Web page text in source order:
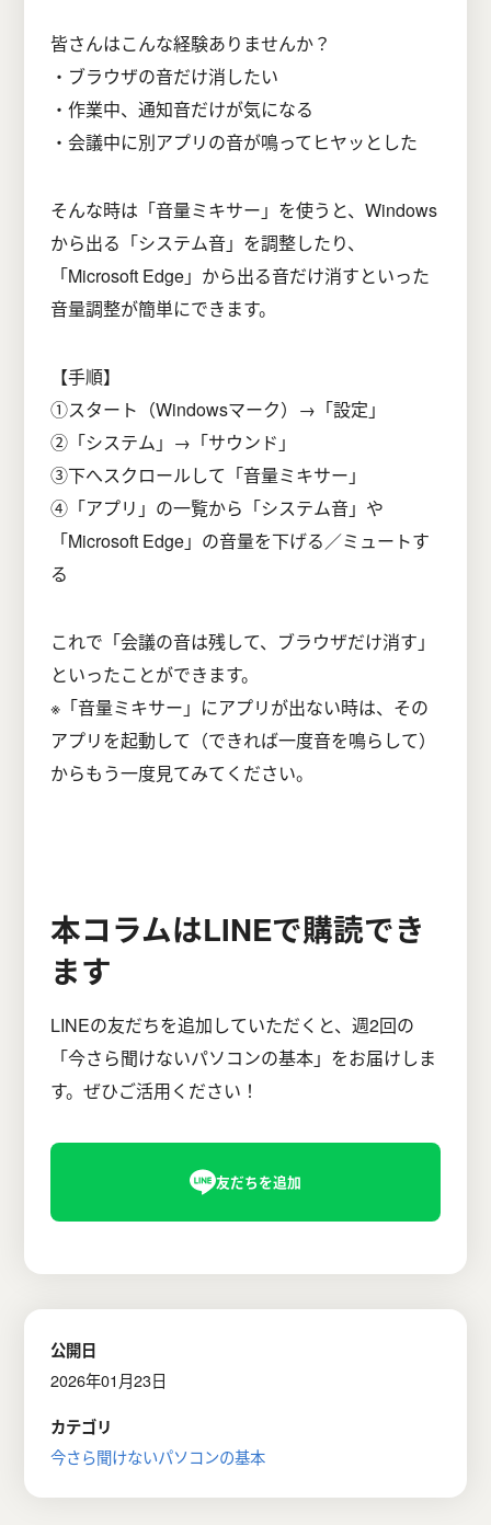
皆さんはこんな経験ありませんか？
・ブラウザの音だけ消したい
・作業中、通知音だけが気になる
・会議中に別アプリの音が鳴ってヒヤッとした
そんな時は「音量ミキサー」を使うと、Windows
から出る「システム音」を調整したり、
「Microsoft Edge」から出る音だけ消すといった
音量調整が簡単にできます。
【手順】
①スタート（Windowsマーク）→「設定」
②「システム」→「サウンド」
③下へスクロールして「音量ミキサー」
④「アプリ」の一覧から「システム音」や
「Microsoft Edge」の音量を下げる／ミュートす
る
これで「会議の音は残して、ブラウザだけ消す」
といったことができます。
※「音量ミキサー」にアプリが出ない時は、その
アプリを起動して（できれば一度音を鳴らして）
からもう一度見てみてください。
本コラムはLINEで購読でき
ます
LINEの友だちを追加していただくと、週2回の
「今さら聞けないパソコンの基本」をお届けしま
す。ぜひご活用ください！
公開日
2026年01月23日
カテゴリ
今さら聞けないパソコンの基本